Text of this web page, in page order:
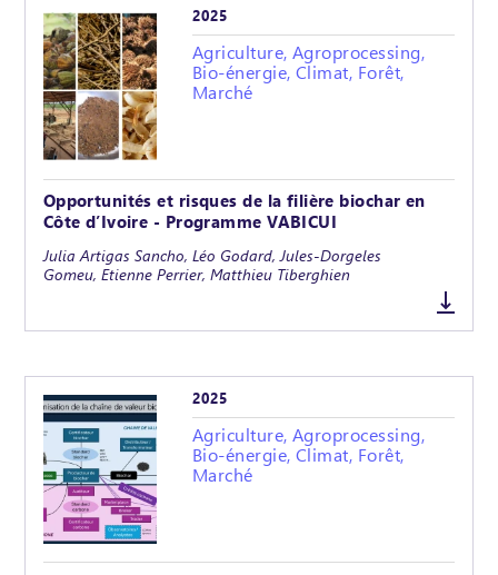
2025
Agriculture, Agroprocessing,
Bio-énergie, Climat, Forêt,
Marché
Opportunités et risques de la filière biochar en
Côte d’Ivoire - Programme VABICUI
Julia Artigas Sancho, Léo Godard, Jules-Dorgeles
Gomeu, Etienne Perrier, Matthieu Tiberghien
2025
Agriculture, Agroprocessing,
Bio-énergie, Climat, Forêt,
Marché